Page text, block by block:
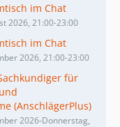
im Chat
2026, 21:00-23:00
im Chat
2026, 21:00-23:00
für
(AnschlägerPlus)
2026-Donnerstag,